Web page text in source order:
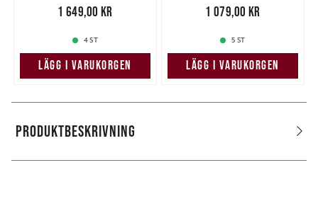
1 649,00 kr
1 649,00 kr
4 ST
LÄGG I VARUKORGEN
1 079,00 kr
1 079,00 kr
5 ST
LÄGG I VARUKORGEN
PRODUKTBESKRIVNING